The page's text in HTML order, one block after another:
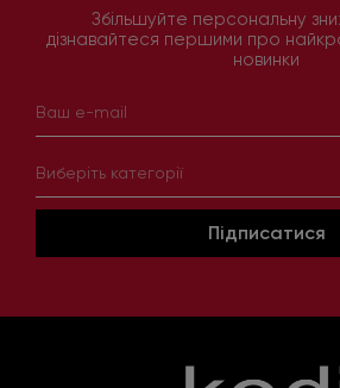
Збільшуйте персональну
дізнавайтеся першими про
новинки
Виберіть категорії
Підписатися